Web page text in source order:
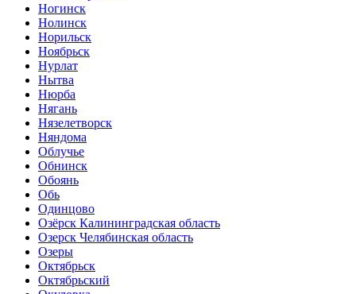
Ногинск
Нолинск
Норильск
Ноябрьск
Нурлат
Нытва
Нюрба
Нягань
Нязелетворск
Няндома
Облучье
Обнинск
Обоянь
Обь
Одинцово
Озёрск Калининградская область
Озерск Челябинская область
Озеры
Октябрьск
Октябрьский